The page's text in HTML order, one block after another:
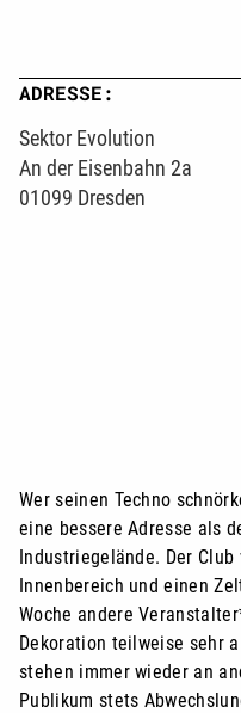
ADRESSE:
Sektor Evolution
An der Eisenbahn 2a
01099 Dresden
Wer seinen Techno
eine bessere Adresse als
Industriegelände. Der
Innenbereich und einen
Woche andere
Dekoration teilweise sehr
stehen immer wieder an
Publikum stets